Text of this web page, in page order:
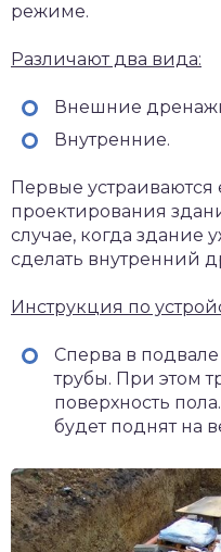
режиме.
Различают два вида:
Внешние
Внутренние.
Первые устраиваются
проектирования
случае, когда здание
сделать внутренний
Инструкция по
Сперва в
трубы. При этом
поверхность
будет поднят на